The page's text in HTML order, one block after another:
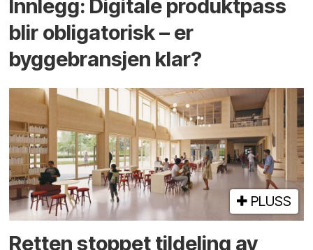
Innlegg: Digitale produktpass
blir obligatorisk – er
byggebransjen klar?
PLUSS
Retten stoppet tildeling av